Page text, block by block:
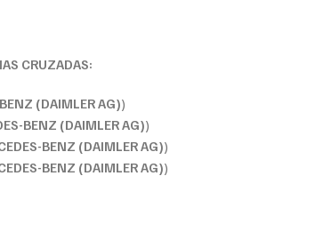
CRUZADAS:
(DAIMLER AG))
BENZ (DAIMLER AG))
BENZ (DAIMLER AG))
BENZ (DAIMLER AG))